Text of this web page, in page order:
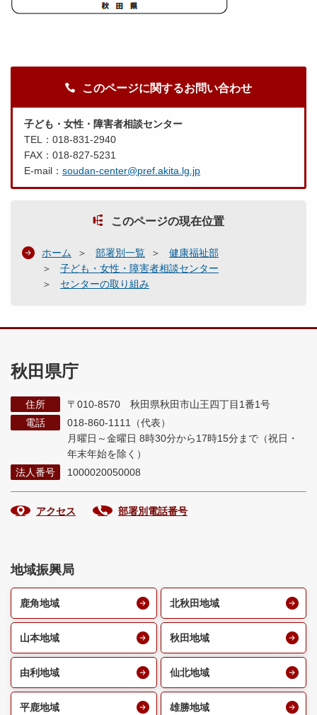
このページに関するお問い合わせ
子ども・女性・障害者相談センター
TEL：018-831-2940
FAX：018-827-5231
E-mail： soudan-center@pref.akita.lg.jp
このページの現在位置
ホーム 部署別一覧
健康福祉部
子ども・女性・障害者相談センター
センターの取り組み
秋田県庁
住所
〒010-8570 秋田県秋田市山王四丁目1番1号
電話
018-860-1111（代表）
月曜日～金曜日 8時30分から17時15分まで （祝日・
年末年始を除く）
法人番号
1000020050008
アクセス 部署別電話番号
地域振興局
鹿角地域 北秋田地域
山本地域 秋田地域
由利地域 仙北地域
平鹿地域 雄勝地域